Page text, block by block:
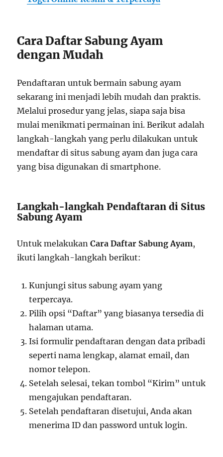
Cara Daftar Sabung Ayam
dengan Mudah
Pendaftaran untuk bermain sabung ayam
sekarang ini menjadi lebih mudah dan praktis.
Melalui prosedur yang jelas, siapa saja bisa
mulai menikmati permainan ini. Berikut adalah
langkah-langkah yang perlu dilakukan untuk
mendaftar di situs sabung ayam dan juga cara
yang bisa digunakan di smartphone.
Langkah-langkah Pendaftaran di Situs
Sabung Ayam
Untuk melakukanCara Daftar Sabung Ayam,
ikuti langkah-langkah berikut:
Kunjungi situs sabung ayam yang
terpercaya.
Pilih opsi “Daftar” yang biasanya tersedia di
halaman utama.
Isi formulir pendaftaran dengan data pribadi
seperti nama lengkap, alamat email, dan
nomor telepon.
Setelah selesai, tekan tombol “Kirim” untuk
mengajukan pendaftaran.
Setelah pendaftaran disetujui, Anda akan
menerima ID dan password untuk login.